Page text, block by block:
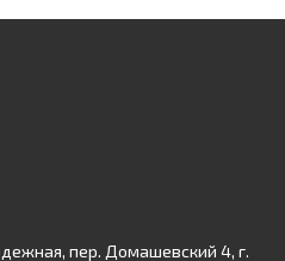
пер. Домашевский 4, г.